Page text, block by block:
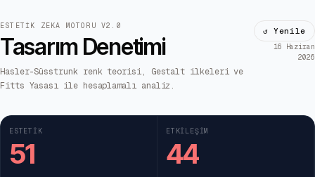
ESTETIK ZEKA MOTORU V2.0
Tasarım Denetimi
Hasler-Süsstrunk renk teorisi, Gestalt ilkeleri ve
Fitts Yasası ile hesaplamalı analiz.
↺ Yenile
16 Haziran
2026
ESTETIK
51
ETKILEŞIM
44